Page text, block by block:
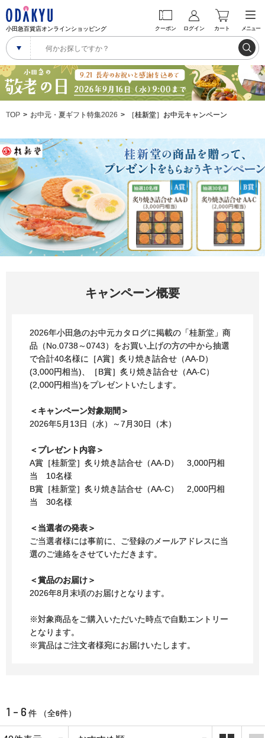
小田急百貨店オンラインショッピング クーポン ログイン カート メニュー
TOP お中元・夏ギフト特集2026 ［桂新堂］お中元キャンペーン
キャンペーン概要
2026年小田急のお中元カタログに掲載の「桂新堂」商
品（No.0738～0743）をお買い上げの方の中から抽選
で合計40名様に［A賞］炙り焼き詰合せ（AA-D）
(3,000円相当)、［B賞］炙り焼き詰合せ（AA-C）
(2,000円相当)をプレゼントいたします。
＜キャンペーン対象期間＞
2026年5月13日（水）～7月30日（木）
＜プレゼント内容＞
A賞［桂新堂］炙り焼き詰合せ（AA-D） 3,000円相
当 10名様
B賞［桂新堂］炙り焼き詰合せ（AA-C） 2,000円相
当 30名様
＜当選者の発表＞
ご当選者様には事前に、ご登録のメールアドレスに当
選のご連絡をさせていただきます。
＜賞品のお届け＞
2026年8月末頃のお届けとなります。
※対象商品をご購入いただいた時点で自動エントリー
となります。
※賞品はご注文者様宛にお届けいたします。
1 - 6 件 （全6件）